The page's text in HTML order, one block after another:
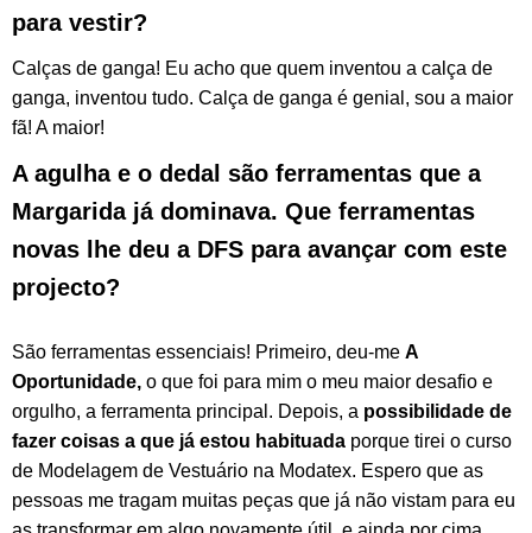
para vestir?
Calças de ganga! Eu acho que quem inventou a calça de
ganga, inventou tudo. Calça de ganga é genial, sou a maior
fã! A maior!
A agulha e o dedal são ferramentas que a
Margarida já dominava. Que ferramentas
novas lhe deu a DFS para avançar com este
projecto?
São ferramentas essenciais! Primeiro, deu-me A
Oportunidade, o que foi para mim o meu maior desafio e
orgulho, a ferramenta principal. Depois, a possibilidade de
fazer coisas a que já estou habituada porque tirei o curso
de Modelagem de Vestuário na Modatex. Espero que as
pessoas me tragam muitas peças que já não vistam para eu